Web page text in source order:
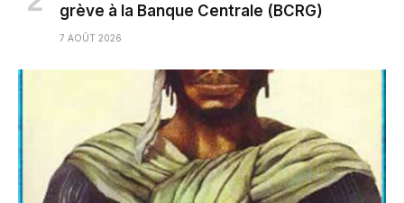
grève à la Banque Centrale (BCRG)
7 AOÛT 2026